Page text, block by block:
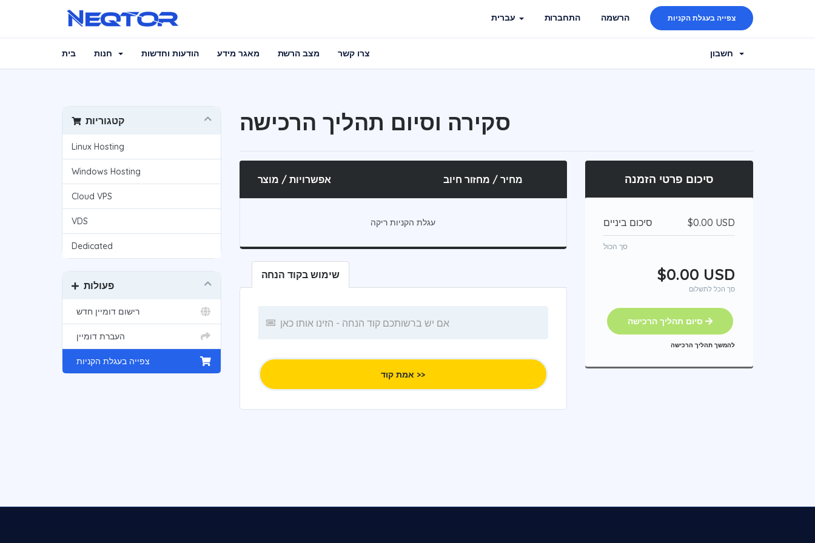
התחברות הרשמה צפייה בעגלת הקניות
בית הודעות וחדשות מאגר מידע מצב הרשת צרו קשר
קטגוריות
Linux Hosting
Windows Hosting
Cloud VPS
VDS
Dedicated
פעולות
רישום דומיין חדש
העברת דומיין
צפייה בעגלת הקניות
סקירה וסיום תהליך הרכישה
אפשרויות / מוצר מחיר / מחזור חיוב
עגלת הקניות ריקה
שימוש בקוד הנחה
אמת קוד >>
סיכום פרטי הזמנה
סיכום ביניים $0.00 USD
סך הכול
$0.00 USD
סך הכל לתשלום
סיום תהליך הרכישה
להמשך תהליך הרכישה